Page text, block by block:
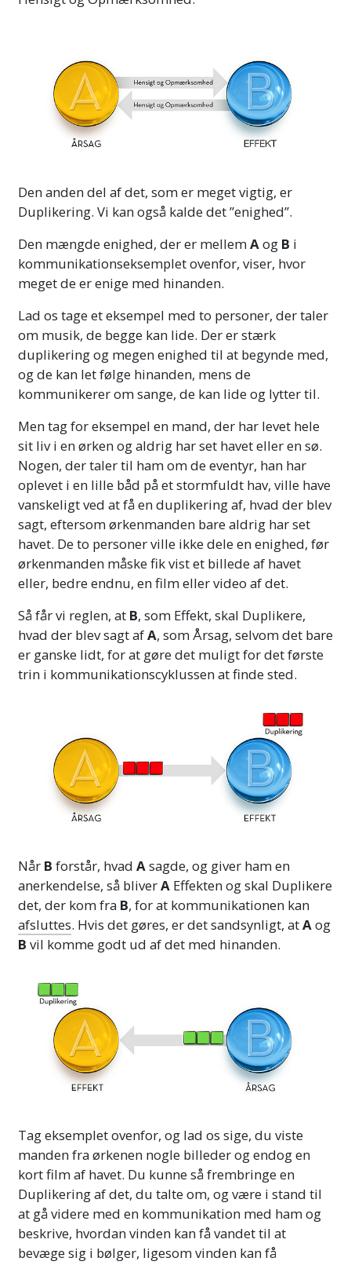
Den anden del af det, som er meget vigtig, er
Duplikering. Vi kan også kalde det ”enighed”.
Den mængde enighed, der er mellemAog B i
kommunikationseksemplet ovenfor, viser, hvor
meget de er enige med hinanden.
Lad os tage et eksempel med to personer, der taler
om musik, de begge kan lide. Der er stærk
duplikering og megen enighed til at begynde med,
og de kan let følge hinanden, mens de
kommunikerer om sange, de kan lide og lytter til.
Men tag for eksempel en mand, der har levet hele
sit liv i en ørken og aldrig har set havet eller en sø.
Nogen, der taler til ham om de eventyr, han har
oplevet i en lille båd på et stormfuldt hav, ville have
vanskeligt ved at få en duplikering af, hvad der blev
sagt, eftersom ørkenmanden bare aldrig har set
havet. De to personer ville ikke dele en enighed, før
ørkenmanden måske fik vist et billede af havet
eller, bedre endnu, en film eller video af det.
Så får vi reglen, at B, som Effekt, skal Duplikere,
hvad der blev sagt afA, som Årsag, selvom det bare
er ganske lidt, for at gøre det muligt for det første
trin i kommunikationscyklussen at finde sted.
Når B forstår, hvad Asagde, og giver ham en
anerkendelse, så bliverA Effekten og skal Duplikere
det, der kom fra B, for at kommunikationen kan
afsluttes. Hvis det gøres, er det sandsynligt, atAog
B vil komme godt ud af det med hinanden.
Tag eksemplet ovenfor, og lad os sige, du viste
manden fra ørkenen nogle billeder og endog en
kort film af havet. Du kunne så frembringe en
Duplikering af det, du talte om, og være i stand til
at gå videre med en kommunikation med ham og
beskrive, hvordan vinden kan få vandet til at
bevæge sig i bølger, ligesom vinden kan få